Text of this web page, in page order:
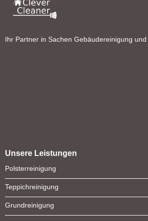
Ihr Partner in Sachen Gebäudereinigung und
Unsere Leistungen
Polsterreinigung
Teppichreinigung
Grundreinigung